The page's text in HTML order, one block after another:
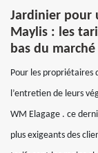
Jardinier pour
Maylis : les
bas du marché
Pour les propriétaires
l’entretien de leurs
WM Elagage . ce
plus exigeants des